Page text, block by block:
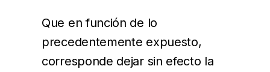
Que en función de lo
precedentemente expuesto,
corresponde dejar sin efecto la